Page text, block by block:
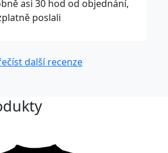
asi 30 hod od objednání,
poslali
další recenze